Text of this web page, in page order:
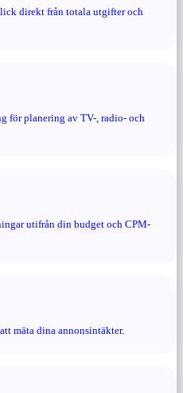
direkt från totala utgifter och
för planering av TV-, radio- och
utifrån din budget och CPM-
mäta dina annonsintäkter.